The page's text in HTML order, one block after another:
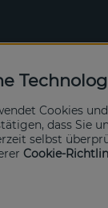
Cookies
dass Sie
selbst
Cookie-